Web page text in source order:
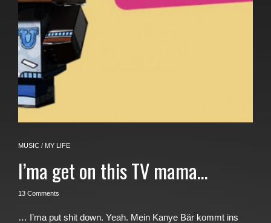
MUSIC / MY LIFE
I’ma get on this TV mama…
13 Comments
… I’ma put shit down. Yeah. Mein Kanye Bär kommt ins